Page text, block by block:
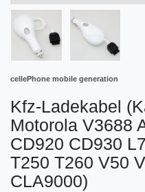
cellePhone mobile generation
Kfz-Ladekabel
Motorola V3688
CD920 CD930
T250 T260 V50
CLA9000)